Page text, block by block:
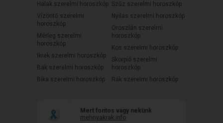
Halak szerelmi horoszkóp
Vízöntő szerelmi
horoszkóp
Mérleg szerelmi
horoszkóp
Ikrek szerelmi horoszkóp
Bak szerelmi horoszkóp
Bika szerelmi horoszkóp
Szűz szerelmi horoszkóp
Nyilas szerelmi horoszkóp
Oroszlán szerelmi
horoszkóp
Kos szerelmi horoszkóp
Skorpió szerelmi
horoszkóp
Rák szerelmi horoszkóp
Mert fontos vagy nekünk
mehnyakrak.info